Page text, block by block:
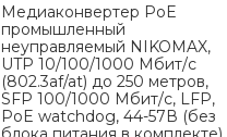
Медиаконвертер PoE
промышленный
неуправляемый NIKOMAX,
UTP 10/100/1000 Мбит/с
(802.3af/at) до 250 метров,
SFP 100/1000 Мбит/с, LFP,
PoE watchdog, 44-57В (без